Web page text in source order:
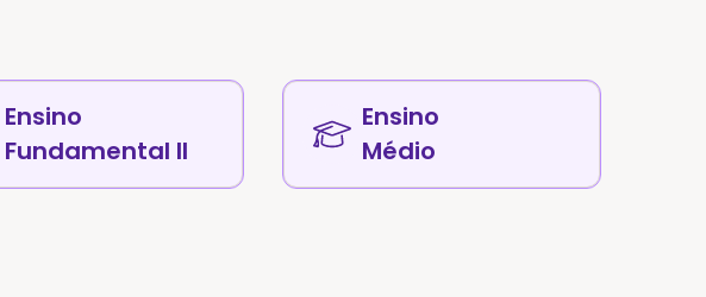
Ensino
Fundamental II
Ensino
Médio